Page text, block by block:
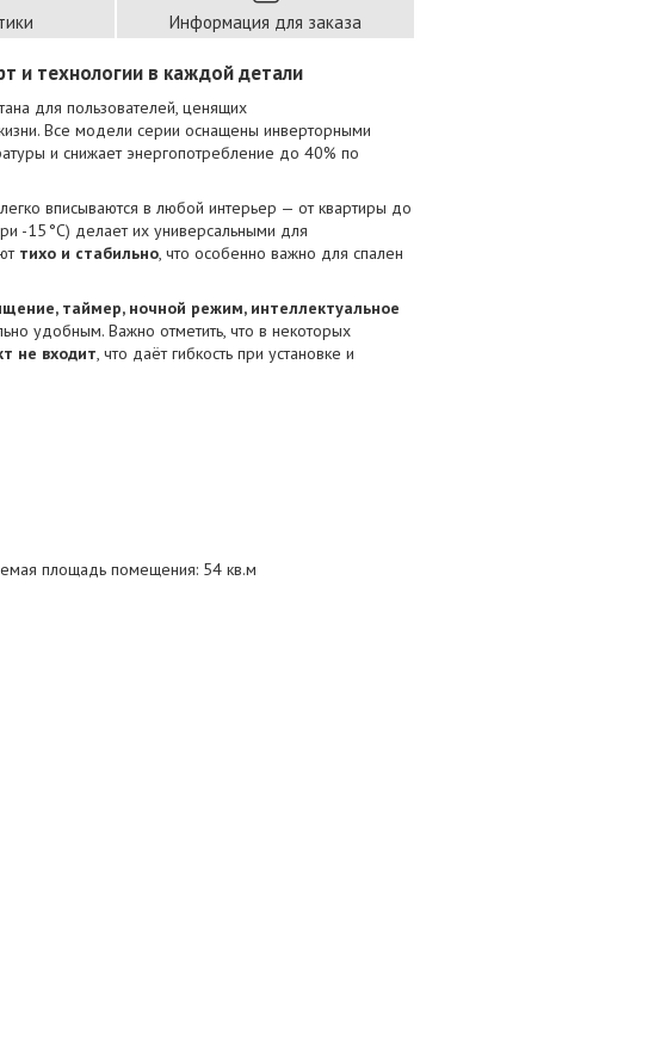
Информация для заказа
и технологии в каждой детали
для пользователей, ценящих
Все модели серии оснащены инверторными
и снижает энергопотребление до 40% по
вписываются в любой интерьер — от квартиры до
-15 °C) делает их универсальными для
тихо и стабильно, что особенно важно для спален
таймер, ночной режим, интеллектуальное
удобным. Важно отметить, что в некоторых
не входит, что даёт гибкость при установке и
площадь помещения: 54 кв.м